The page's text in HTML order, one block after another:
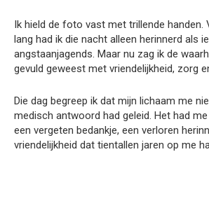
Ik hield de foto vast met trillende handen.
lang had ik die nacht alleen herinnerd als
angstaanjagends. Maar nu zag ik de
gevuld geweest met vriendelijkheid, zorg
Die dag begreep ik dat mijn lichaam me
medisch antwoord had geleid. Het had
een vergeten bedankje, een verloren
vriendelijkheid dat tientallen jaren op me